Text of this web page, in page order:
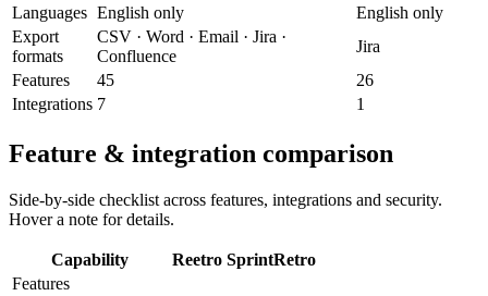
Languages English only
English only
Export
formats
CSV · Word · Email · Jira ·
Confluence
Jira
Features
45
26
Integrations 7 1
Feature & integration comparison
Side-by-side checklist across features, integrations and security.
Hover a note for details.
Capability Reetro SprintRetro
Features